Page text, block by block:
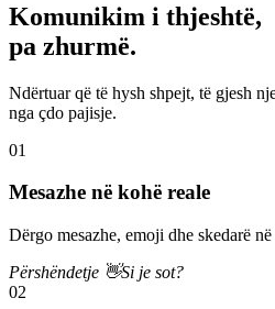
Komunikim i thjeshtë,
pa zhurmë.
Ndërtuar që të hysh shpejt, të gjesh
nga çdo pajisje.
01
Mesazhe në kohë reale
Dërgo mesazhe, emoji dhe skedarë
Përshëndetje 👋Si je sot?
02